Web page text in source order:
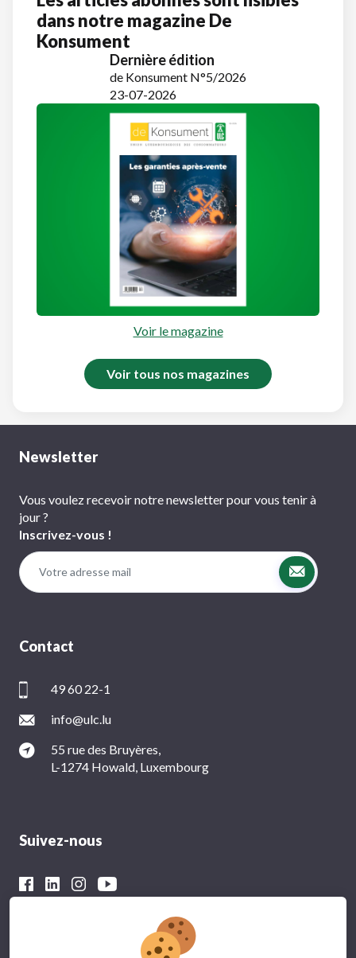
dans notre magazine De
Konsument
Dernière édition
de Konsument N°5/2026
23-07-2026
Voir le magazine
Voir tous nos magazines
Newsletter
Vous voulez recevoir notre newsletter pour vous tenir à
jour ?
Inscrivez-vous !
Contact
49 60 22-1
info@ulc.lu
55 rue des Bruyères,
L-1274 Howald, Luxembourg
Suivez-nous
Avec le soutien financier du